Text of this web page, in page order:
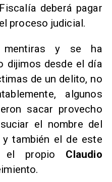
deberá pagar
proceso judicial.
mentiras y se ha
dijimos desde el día
de un delito, no
algunos
sacar provecho
el nombre del
y también el de este
el propio Claudio